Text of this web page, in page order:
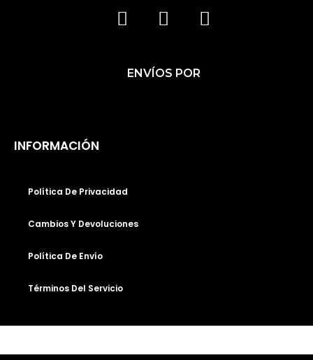
INFORMACIÓN
Política De Privacidad
Cambios Y Devoluciones
Política De Envío
Términos Del Servicio
F
C
E
I
S
T
T
ENVÍOS POR